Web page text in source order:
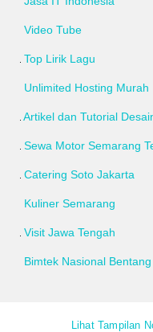
Video Tube
Top Lirik Lagu
Unlimited Hosting Murah
Artikel dan Tutorial
Sewa Motor Semarang
Catering Soto Jakarta
Kuliner Semarang
Visit Jawa Tengah
Bimtek Nasional
Lihat Tampilan